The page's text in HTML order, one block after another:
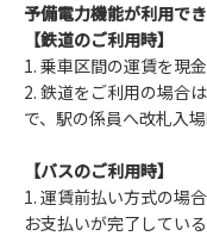
予備電力機能が利用で
【鉄道のご利用時】
1. 乗車区間の運賃を現
2. 鉄道をご利用の場合
で、駅の係員へ改札入
【バスのご利用時】
1. 運賃前払い方式の場
お支払いが完了している